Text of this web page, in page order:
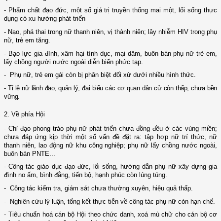
- Phẩm chất đạo đức, một số giá trị truyền thống mai một, lối sống thực
dụng có xu h­ướng phát triển
- Nạo, phá thai trong nữ thanh niên, vị thành niên; lây nhiễm HIV trong phụ
nữ, trẻ em tăng.
- Bạo lực gia đình, xâm hại tình dục, mại dâm, buôn bán phụ nữ trẻ em,
lấy chồng ng­ười nư­ớc ngoài diễn biến phức tạp.
-
Phụ nữ, trẻ em gái còn bị phân biệt đối xử d­ưới nhiều hình thức.
- Tỉ lệ nữ lãnh đạo, quản lý, đại biểu các cơ quan dân cử còn thấp, chưa bền
vững.
2. Về phía Hội
- Chỉ đạo phong trào phụ nữ phát triển chưa đồng đều ở các vùng miền;
chư­a đáp ứng kịp thời một số vấn đề đặt ra: tập hợp nữ trí thức, nữ
thanh niên, lao độngnữ khu công nghiệp; phụ nữ lấy chồng nư­ớc ngoài,
buôn bán PNTE...
-Công tác giáo dục đạo đức, lối sống, h­ướng dẫnphụ nữxây dựnggia
đình no ấm, bình đẳng, tiến bộ, hạnh phúc còn lúng túng.
- Công tác kiểm tra, giám sát ch­ưa thường xuyên, hiệu quả thấp.
- Nghiên cứu lý luận, tổng kết thực tiễn về công tác phụ nữ còn hạn chế.
- Tiêu chuẩn hoá cán bộHội theo chức danh, xoá mù chữ cho cán bộcơ